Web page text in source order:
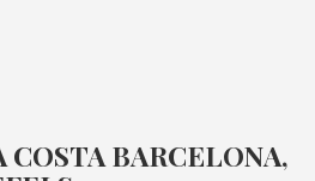
COSTA BARCELONA,